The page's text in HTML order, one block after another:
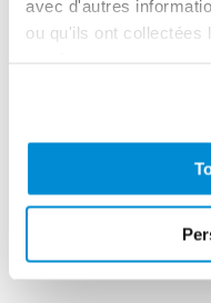
avec d'autres
ou qu'ils ont collectées
acier nickelé